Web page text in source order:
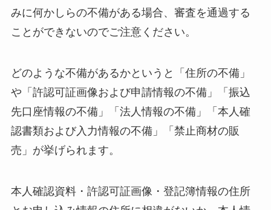
みに何かしらの不備がある場合、審査を通過する
ことができないのでご注意ください。
どのような不備があるかというと「住所の不備」
や「許認可証画像および申請情報の不備」「振込
先口座情報の不備」「法人情報の不備」「本人確
認書類および入力情報の不備」「禁止商材の販
売」が挙げられます。
本人確認資料・許認可証画像・登記簿情報の住所